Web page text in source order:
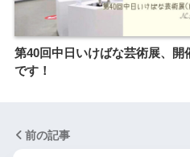
第40回中日いけばな芸術展、開
です！
前の記事